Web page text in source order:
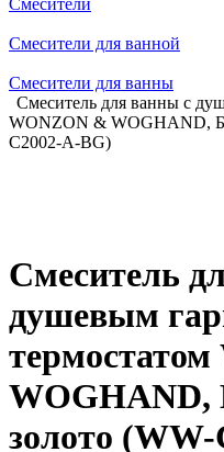
Смесители
Смесители для ванной
Смесители для ванны
Смеситель для ванны с
WONZON & WOGHAND,
C2002-A-BG)
Смеситель
душевым
WOGHAND,
золото